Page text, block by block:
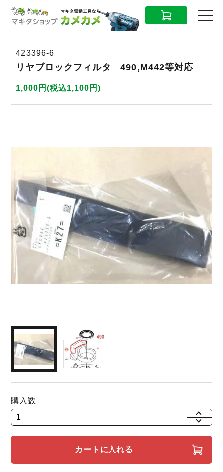
CART MENU
423396-6
リヤブロックフィルタ 490,M442等対応
1,000円(税込1,100円)
購入数
+
カートに入れる